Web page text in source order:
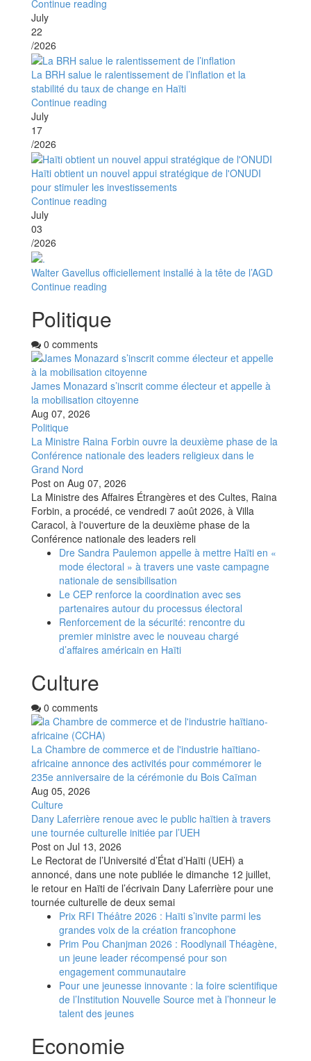
Continue reading
July
22
/2026
La BRH salue le ralentissement de l’inflation et la
stabilité du taux de change en Haïti
Continue reading
July
17
/2026
Haïti obtient un nouvel appui stratégique de l'ONUDI
pour stimuler les investissements
Continue reading
July
03
/2026
Walter Gavellus officiellement installé à la tête de l’AGD
Continue reading
Politique
0 comments
James Monazard s’inscrit comme électeur et appelle à
la mobilisation citoyenne
Aug 07, 2026
Politique
La Ministre Raina Forbin ouvre la deuxième phase de la
Conférence nationale des leaders religieux dans le
Grand Nord
Post on Aug 07, 2026
La Ministre des Affaires Étrangères et des Cultes, Raina
Forbin, a procédé, ce vendredi 7 août 2026, à Villa
Caracol, à l'ouverture de la deuxième phase de la
Conférence nationale des leaders reli
Dre Sandra Paulemon appelle à mettre Haïti en «
mode électoral » à travers une vaste campagne
nationale de sensibilisation
Le CEP renforce la coordination avec ses
partenaires autour du processus électoral
Renforcement de la sécurité: rencontre du
premier ministre avec le nouveau chargé
d’affaires américain en Haïti
Culture
0 comments
La Chambre de commerce et de l'industrie haïtiano-
africaine annonce des activités pour commémorer le
235e anniversaire de la cérémonie du Bois Caïman
Aug 05, 2026
Culture
Dany Laferrière renoue avec le public haïtien à travers
une tournée culturelle initiée par l’UEH
Post on Jul 13, 2026
Le Rectorat de l’Université d’État d’Haïti (UEH) a
annoncé, dans une note publiée le dimanche 12 juillet,
le retour en Haïti de l’écrivain Dany Laferrière pour une
tournée culturelle de deux semai
Prix RFI Théâtre 2026 : Haïti s’invite parmi les
grandes voix de la création francophone
Prim Pou Chanjman 2026 : Roodlynail Théagène,
un jeune leader récompensé pour son
engagement communautaire
Pour une jeunesse innovante : la foire scientifique
de l’Institution Nouvelle Source met à l’honneur le
talent des jeunes
Economie